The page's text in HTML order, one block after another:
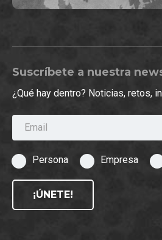
Suscríbete a nuestra
¿Qué hay dentro? Noticias, retos,
Email
Persona Empresa
¡ÚNETE!